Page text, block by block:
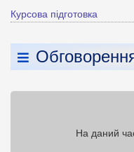
Курсова підготовка
На даний